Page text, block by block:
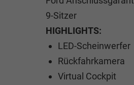
9-Sitzer
HIGHLIGHTS:
LED-Scheinwerfer
Rückfahrkamera
Virtual Cockpit